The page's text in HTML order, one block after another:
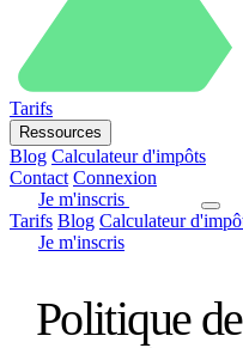
Tarifs
Ressources
Blog Calculateur d'impôts
Contact Connexion
Je m'inscris
Tarifs Blog Calculateur
Je m'inscris
Politique